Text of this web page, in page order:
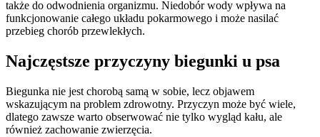
także do odwodnienia organizmu. Niedobór wody wpływa na
funkcjonowanie całego układu pokarmowego i może nasilać
przebieg chorób przewlekłych.
Najczęstsze przyczyny biegunki u psa
Biegunka nie jest chorobą samą w sobie, lecz objawem
wskazującym na problem zdrowotny. Przyczyn może być wiele,
dlatego zawsze warto obserwować nie tylko wygląd kału, ale
również zachowanie zwierzęcia.